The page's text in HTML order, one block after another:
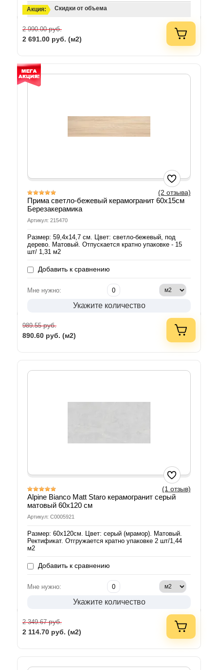
Акция: Скидки от объема
2 990.00руб.
2 691.00 руб. (м2)
(2 отзыва)
Прима светло-бежевый керамогранит 60х15см
Березакерамика
Артикул: 215470
Размер: 59,4х14,7 см. Цвет: светло-бежевый, под
дерево. Матовый. Отпускается кратно упаковке - 15
шт/ 1,31 м2
Добавить к сравнению
Мне нужно:
Укажите количество
989.55руб.
890.60 руб. (м2)
(1 отзыв)
Alpine Bianco Matt Staro керамогранит серый
матовый 60х120 см
Артикул: С0005921
Размер: 60х120см. Цвет: серый (мрамор). Матовый.
Ректификат. Отгружается кратно упаковке 2 шт/1,44
м2
Добавить к сравнению
Мне нужно:
Укажите количество
2 349.67руб.
2 114.70 руб. (м2)